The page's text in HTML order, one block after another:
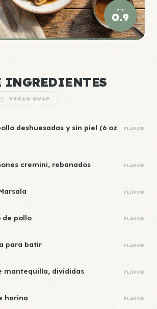
P:E
0.9
DENSIDAD ÉLITE
INGREDIENTES
VEGAN SWAP
deshuesadas y sin piel (6 oz
FLAVOR
cremini, rebanados FLAVOR
FLAVOR
de pollo FLAVOR
para batir FLAVOR
mantequilla, divididas FLAVOR
harina FLAVOR